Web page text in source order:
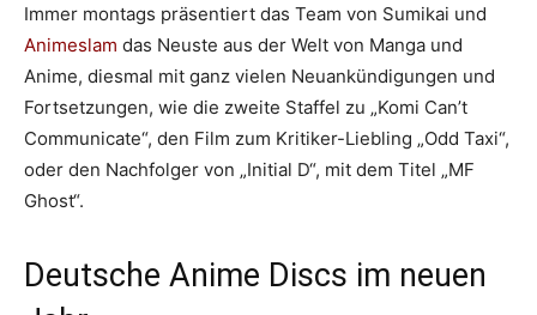
Immer montags präsentiert das Team von Sumikai und
Animeslam das Neuste aus der Welt von Manga und
Anime, diesmal mit ganz vielen Neuankündigungen und
Fortsetzungen, wie die zweite Staffel zu „Komi Can’t
Communicate“, den Film zum Kritiker-Liebling „Odd Taxi“,
oder den Nachfolger von „Initial D“, mit dem Titel „MF
Ghost“.
Deutsche Anime Discs im neuen